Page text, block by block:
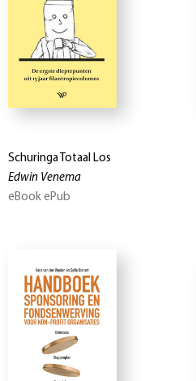
Schuringa Totaal Los
Edwin Venema
eBook ePub